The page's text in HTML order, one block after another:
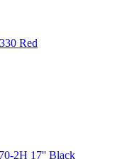
Red
2H 17'' Black